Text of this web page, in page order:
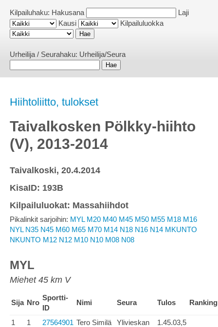
Kilpailuhaku: Hakusana
Laji
Kausi
Kilpailuluokka
Urheilija / Seurahaku: Urheilija/Seura
Hiihtoliitto, tulokset
Taivalkosken Pölkky-hiihto
(V), 2013-2014
Taivalkoski, 20.4.2014
KisaID: 193B
Kilpailuluokat: Massahiihdot
Pikalinkit sarjoihin: MYL M20 M40 M45 M50 M55 M18 M16
NYL N35 N45 M60 M65 M70 M14 N18 N16 N14 MKUNTO
NKUNTO M12 N12 M10 N10 M08 N08
MYL
Miehet 45 km V
Sija Nro
Sportti-
ID
Nimi Seura Tulos Ranking
1 1 27564901 Tero Similä
Ylivieskan
1.45.03,5